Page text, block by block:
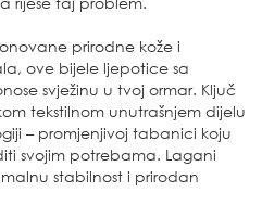
prirodne kože i
ove bijele ljepotice sa
svježinu u tvoj ormar. Ključ
tekstilnom unutrašnjem dijelu
– promjenjivoj tabanici koju
svojim potrebama. Lagani
stabilnost i prirodan